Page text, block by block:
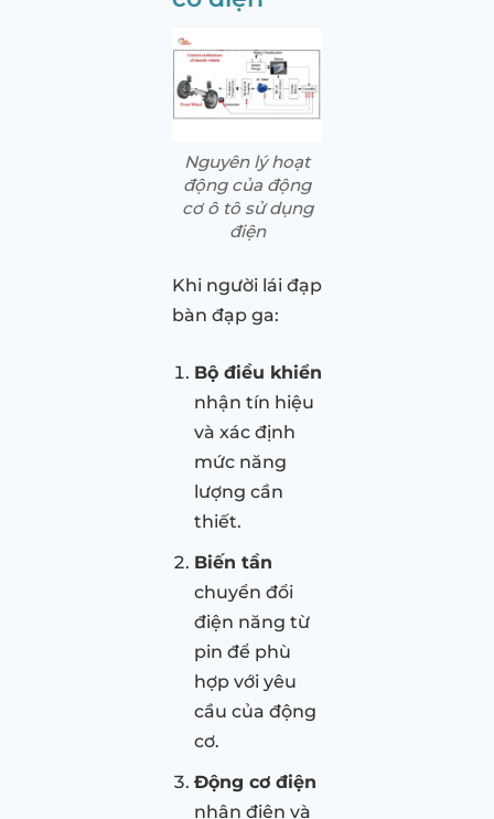
Nguyên lý hoạt
động của động
cơ ô tô sử dụng
điện
Khi người lái đạp
bàn đạp ga:
Bộ điều khiển
nhận tín hiệu
và xác định
mức năng
lượng cần
thiết.
Biến tần
chuyển đổi
điện năng từ
pin để phù
hợp với yêu
cầu của động
cơ.
Động cơ điện
nhận điện và